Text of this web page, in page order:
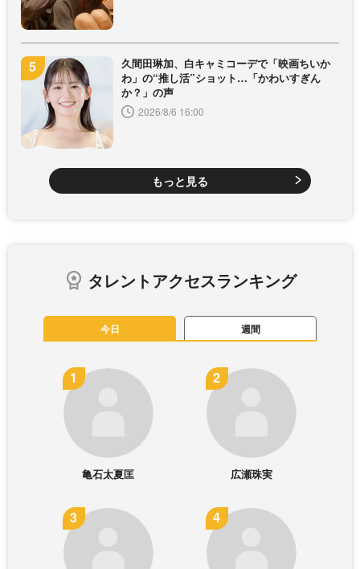
久間田琳加、白キャミコーデで「映画ちいか
わ」の“推し活”ショット…「かわいすぎん
か？」の声
2026/8/6 16:00
もっと見る
タレントアクセスランキング
今日 週間
亀石太夏匡 広瀬珠実